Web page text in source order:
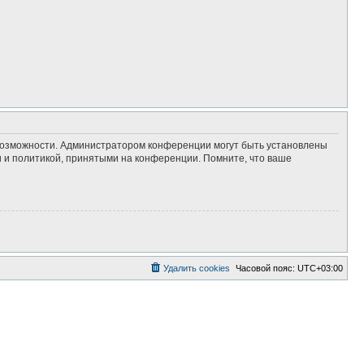
Администратором конференции могут быть установлены
и политикой, принятыми на конференции. Помните, что ваше
Часовой пояс: UTC+03:00
Удалить cookies